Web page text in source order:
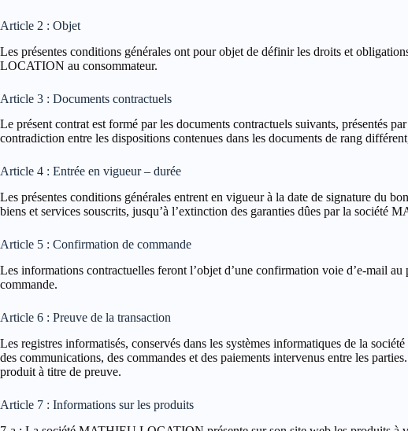
Article 2 : Objet
Les présentes conditions générales ont pour objet de définir les droits et
LOCATION au consommateur.
Article 3 : Documents contractuels
Le présent contrat est formé par les documents contractuels suivants, présentés
contradiction entre les dispositions contenues dans les documents de rang
Article 4 : Entrée en vigueur – durée
Les présentes conditions générales entrent en vigueur à la date de signature du
biens et services souscrits, jusqu’à l’extinction des garanties dûes par la société
Article 5 : Confirmation de commande
Les informations contractuelles feront l’objet d’une confirmation voie d’e-mail
commande.
Article 6 : Preuve de la transaction
Les registres informatisés, conservés dans les systèmes informatiques de la
des communications, des commandes et des paiements intervenus entre les
produit à titre de preuve.
Article 7 : Informations sur les produits